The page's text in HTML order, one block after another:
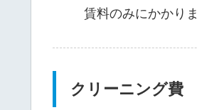
賃料のみにかかり
クリーニング費